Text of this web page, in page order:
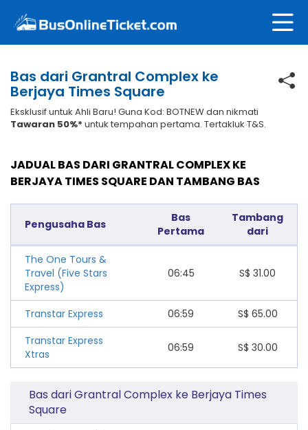
Bas dari Grantral Complex ke
Berjaya Times Square
Eksklusif untuk Ahli Baru! Guna Kod: BOTNEW dan nikmati
Tawaran 50%* untuk tempahan pertama. Tertakluk T&S.
JADUAL BAS DARI GRANTRAL COMPLEX KE
BERJAYA TIMES SQUARE DAN TAMBANG BAS
Pengusaha Bas
Bas
Pertama
Tambang
dari
The One Tours &
Travel (Five Stars
Express)
06:45 S$ 31.00
Transtar Express 06:59 S$ 65.00
Transtar Express
Xtras
06:59 S$ 30.00
Bas dari Grantral Complex ke Berjaya Times
Square